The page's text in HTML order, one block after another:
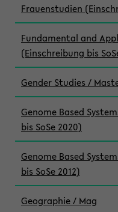
Frauenstudien
Fundamental and
(Einschreibung bis
Gender Studies /
Genome Based
bis SoSe 2020)
Genome Based
bis SoSe 2012)
Geographie / Mag